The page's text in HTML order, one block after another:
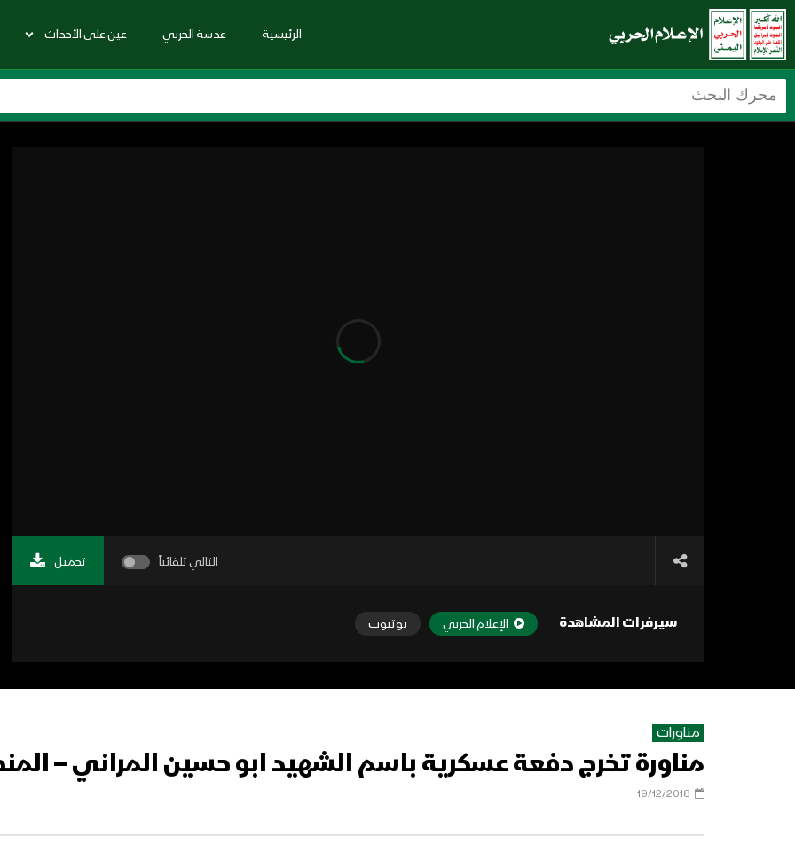
الرئيسية عدسة الحربي عين على الأحداث
التالي تلقائياً تحميل
سيرفرات المشاهدة الإعلام الحربي يوتيوب
مناورات
مناورة تخرج دفعة عسكرية باسم الشهيد ابو حسين المراني –
19/12/2018